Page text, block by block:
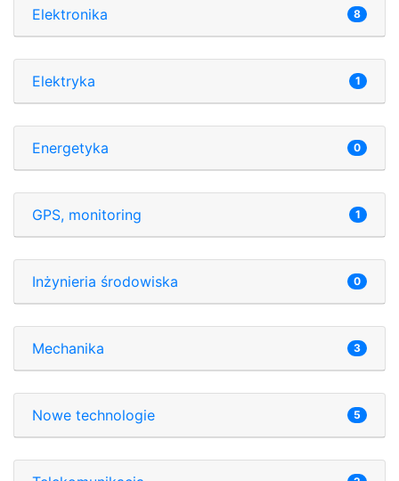
Elektronika 8
Elektryka 1
Energetyka 0
GPS, monitoring 1
Inżynieria środowiska 0
Mechanika 3
Nowe technologie 5